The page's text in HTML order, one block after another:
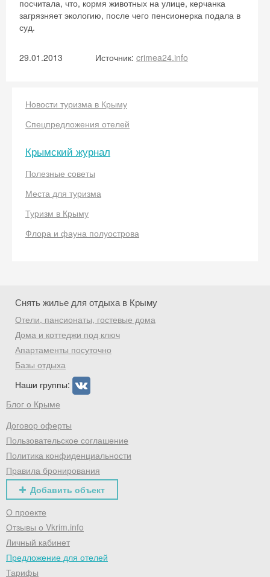
посчитала, что, кормя животных на улице, керчанка
загрязняет экологию, после чего пенсионерка подала в
суд.
29.01.2013 Источник: crimea24.info
Новости туризма в Крыму
Спецпредложения отелей
Крымский журнал
Полезные советы
Места для туризма
Туризм в Крыму
Флора и фауна полуострова
Снять жилье для отдыха в Крыму
Отели, пансионаты, гостевые дома
Дома и коттеджи под ключ
Апартаменты посуточно
Базы отдыха
Наши группы:
Блог о Крыме
Договор оферты
Пользовательское соглашение
Политика конфиденциальности
Правила бронирования
Добавить объект
О проекте
Отзывы о Vkrim.info
Личный кабинет
Предложение для отелей
Тарифы
Скидка −5%
Хочешь дешевле? Оставь почту и получи
промокод на первое бронирование!